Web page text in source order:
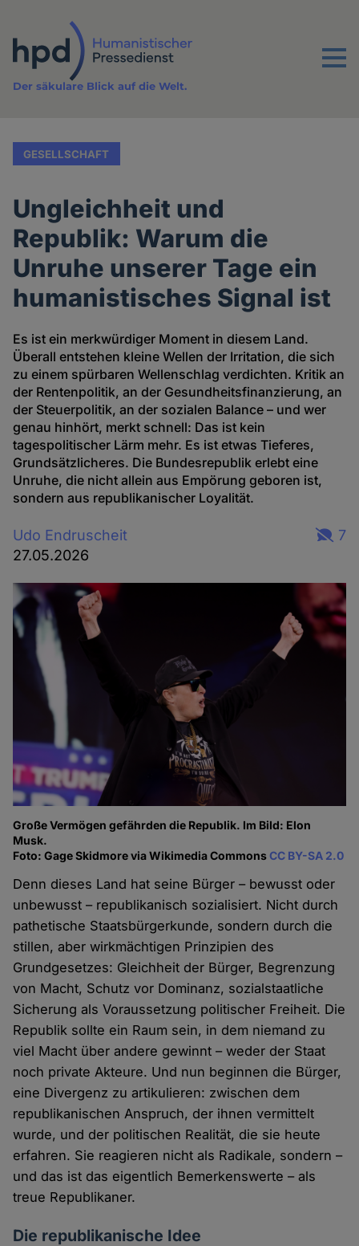
Inhalt
Menu
Der säkulare Blick auf die Welt.
GESELLSCHAFT
Ungleichheit und
Republik: Warum die
Unruhe unserer Tage ein
humanistisches Signal ist
Es ist ein merkwürdiger Moment in diesem Land.
Überall entstehen kleine Wellen der Irritation, die sich
zu einem spürbaren Wellenschlag verdichten. Kritik an
der Rentenpolitik, an der Gesundheitsfinanzierung, an
der Steuerpolitik, an der sozialen Balance – und wer
genau hinhört, merkt schnell: Das ist kein
tagespolitischer Lärm mehr. Es ist etwas Tieferes,
Grundsätzlicheres. Die Bundesrepublik erlebt eine
Unruhe, die nicht allein aus Empörung geboren ist,
sondern aus republikanischer Loyalität.
Udo Endruscheit
27.05.2026
7
Große Vermögen gefährden die Republik. Im Bild: Elon
Musk.
Foto: Gage Skidmore via Wikimedia CommonsCC BY-SA 2.0
Denn dieses Land hat seine Bürger – bewusst oder
unbewusst – republikanisch sozialisiert. Nicht durch
pathetische Staatsbürgerkunde, sondern durch die
stillen, aber wirkmächtigen Prinzipien des
Grundgesetzes: Gleichheit der Bürger, Begrenzung
von Macht, Schutz vor Dominanz, sozialstaatliche
Sicherung als Voraussetzung politischer Freiheit. Die
Republik sollte ein Raum sein, in dem niemand zu
viel Macht über andere gewinnt – weder der Staat
noch private Akteure. Und nun beginnen die Bürger,
eine Divergenz zu artikulieren: zwischen dem
republikanischen Anspruch, der ihnen vermittelt
wurde, und der politischen Realität, die sie heute
erfahren. Sie reagieren nicht als Radikale, sondern –
und das ist das eigentlich Bemerkenswerte – als
treue Republikaner.
Die republikanische Idee